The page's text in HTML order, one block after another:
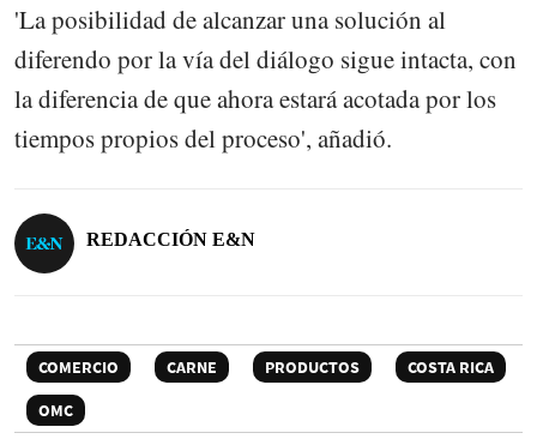
'La posibilidad de alcanzar una solución al
diferendo por la vía del diálogo sigue intacta, con
la diferencia de que ahora estará acotada por los
tiempos propios del proceso', añadió.
REDACCIÓN E&N
COMERCIO CARNE PRODUCTOS
COSTA RICA
OMC